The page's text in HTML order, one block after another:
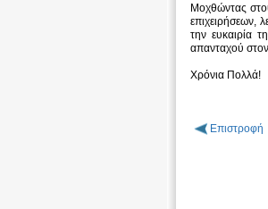
Μοχθώντας
επιχειρήσεων,
την ευκαιρία
απανταχού
Χρόνια Πολλά!
Επιστροφή